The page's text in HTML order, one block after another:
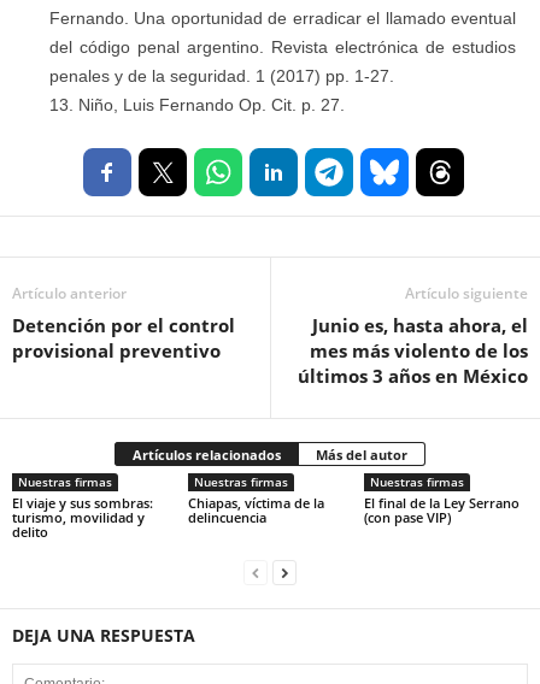
Fernando. Una oportunidad de erradicar el llamado eventual
del código penal argentino. Revista electrónica de estudios
penales y de la seguridad. 1 (2017) pp. 1-27.
Niño, Luis Fernando Op. Cit. p. 27.
Artículo anterior
Detención por el control
provisional preventivo
Artículo siguiente
Junio es, hasta ahora, el
mes más violento de los
últimos 3 años en México
Artículos relacionados Más del autor
Nuestras firmas
El viaje y sus sombras:
turismo, movilidad y
delito
Nuestras firmas
Chiapas, víctima de la
delincuencia
Nuestras firmas
El final de la Ley Serrano
(con pase VIP)
DEJA UNA RESPUESTA